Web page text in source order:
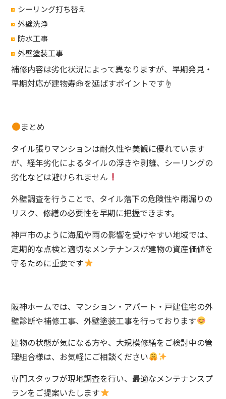
シーリング打ち替え
外壁洗浄
防水工事
外壁塗装工事
補修内容は劣化状況によって異なりますが、早期発見・
早期対応が建物寿命を延ばすポイントです☝️
まとめ
タイル張りマンションは耐久性や美観に優れています
が、経年劣化によるタイルの浮きや剥離、シーリングの
劣化などは避けられません
外壁調査を行うことで、タイル落下の危険性や雨漏りの
リスク、修繕の必要性を早期に把握できます。
神戸市のように海風や雨の影響を受けやすい地域では、
定期的な点検と適切なメンテナンスが建物の資産価値を
守るために重要です
阪神ホームでは、マンション・アパート・戸建住宅の外
壁診断や補修工事、外壁塗装工事を行っております
建物の状態が気になる方や、大規模修繕をご検討中の管
理組合様は、お気軽にご相談ください
専門スタッフが現地調査を行い、最適なメンテナンスプ
ランをご提案いたします